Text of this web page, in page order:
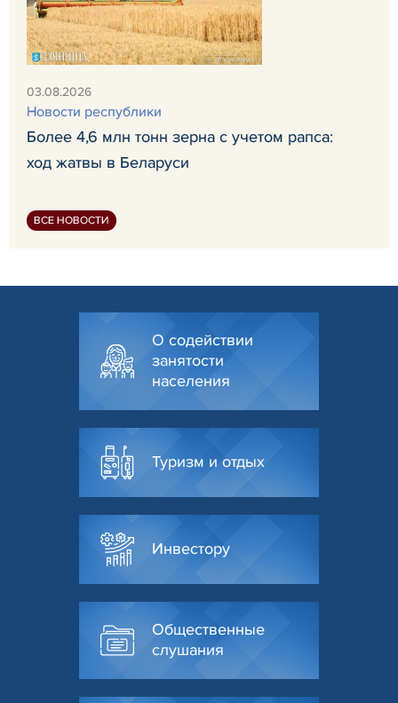
03.08.2026
Новости республики
Более 4,6 млн тонн зерна с учетом рапса:
ход жатвы в Беларуси
ВСЕ НОВОСТИ
О содействии
занятости
населения
Туризм и отдых
Инвестору
Общественные
слушания